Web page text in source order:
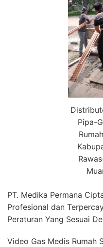
Pipa-
PT. Medika Permana
Profesional dan
Peraturan Yang Sesuai
Video Gas Medis Rumah